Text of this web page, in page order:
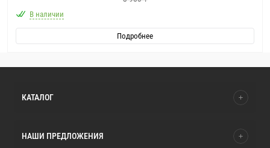
В наличии
Подробнее
КАТАЛОГ
НАШИ ПРЕДЛОЖЕНИЯ